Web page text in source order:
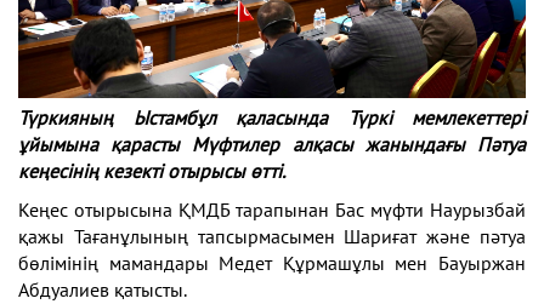
Түркияның Ыстамбұл қаласында Түркі мемлекеттері
ұйымына қарасты Мүфтилер алқасы жанындағы Пәтуа
кеңесінің кезекті отырысы өтті.
Кеңес отырысына ҚМДБ тарапынан Бас мүфти Наурызбай
қажы Тағанұлының тапсырмасымен Шариғат және пәтуа
бөлімінің мамандары Медет Құрмашұлы мен Бауыржан
Абдуалиев қатысты.